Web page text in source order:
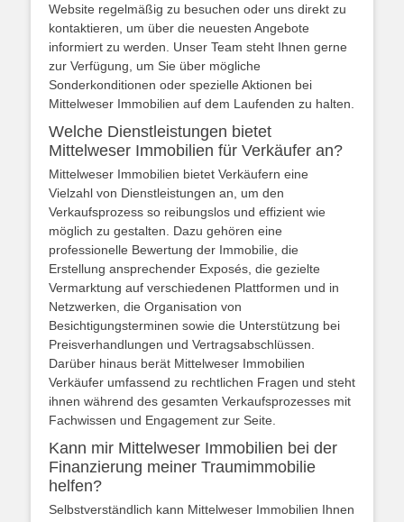
Website regelmäßig zu besuchen oder uns direkt zu
kontaktieren, um über die neuesten Angebote
informiert zu werden. Unser Team steht Ihnen gerne
zur Verfügung, um Sie über mögliche
Sonderkonditionen oder spezielle Aktionen bei
Mittelweser Immobilien auf dem Laufenden zu halten.
Welche Dienstleistungen bietet
Mittelweser Immobilien für Verkäufer an?
Mittelweser Immobilien bietet Verkäufern eine
Vielzahl von Dienstleistungen an, um den
Verkaufsprozess so reibungslos und effizient wie
möglich zu gestalten. Dazu gehören eine
professionelle Bewertung der Immobilie, die
Erstellung ansprechender Exposés, die gezielte
Vermarktung auf verschiedenen Plattformen und in
Netzwerken, die Organisation von
Besichtigungsterminen sowie die Unterstützung bei
Preisverhandlungen und Vertragsabschlüssen.
Darüber hinaus berät Mittelweser Immobilien
Verkäufer umfassend zu rechtlichen Fragen und steht
ihnen während des gesamten Verkaufsprozesses mit
Fachwissen und Engagement zur Seite.
Kann mir Mittelweser Immobilien bei der
Finanzierung meiner Traumimmobilie
helfen?
Selbstverständlich kann Mittelweser Immobilien Ihnen